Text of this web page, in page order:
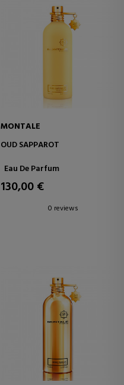
MONTALE
OUD SAPPAROT
Eau De Parfum
130,00 €
0 reviews